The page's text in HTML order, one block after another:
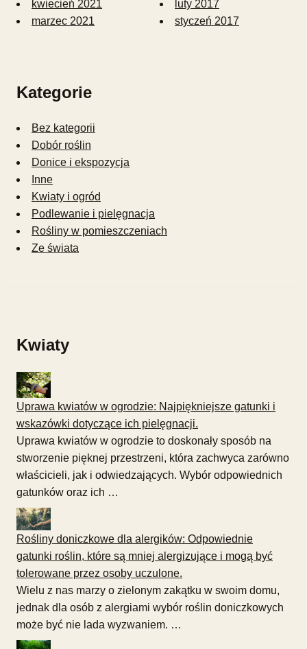
kwiecień 2021
marzec 2021
luty 2017
styczeń 2017
Kategorie
Bez kategorii
Dobór roślin
Donice i ekspozycja
Inne
Kwiaty i ogród
Podlewanie i pielęgnacja
Rośliny w pomieszczeniach
Ze świata
Kwiaty
Uprawa kwiatów w ogrodzie: Najpiękniejsze gatunki i
wskazówki dotyczące ich pielęgnacji.
Uprawa kwiatów w ogrodzie to doskonały sposób na
stworzenie pięknej przestrzeni, która zachwyca zarówno
właścicieli, jak i odwiedzających. Wybór odpowiednich
gatunków oraz ich …
Rośliny doniczkowe dla alergików: Odpowiednie
gatunki roślin, które są mniej alergizujące i mogą być
tolerowane przez osoby uczulone.
Wielu z nas marzy o zielonym zakątku w swoim domu,
jednak dla osób z alergiami wybór roślin doniczkowych
może być nie lada wyzwaniem. …